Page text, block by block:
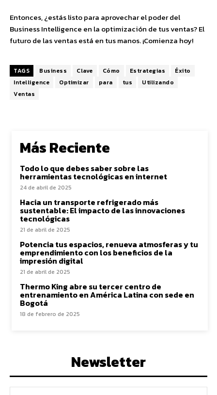
Entonces, ¿estás listo para aprovechar el poder del
Business Intelligence en la optimización de tus ventas? El
futuro de las ventas está en tus manos. ¡Comienza hoy!
TAGS Business Clave Cómo Estrategias
Éxito
Intelligence
Optimizar para tus
Utilizando
Ventas
Más Reciente
Todo lo que debes saber sobre las
herramientas tecnológicas en internet
24 de abril de 2025
Hacia un transporte refrigerado más
sustentable: El impacto de las innovaciones
tecnológicas
21 de abril de 2025
Potencia tus espacios, renueva atmosferas y tu
emprendimiento con los beneficios de la
impresión digital
21 de abril de 2025
Thermo King abre su tercer centro de
entrenamiento en América Latina con sede en
Bogotá
18 de febrero de 2025
Newsletter